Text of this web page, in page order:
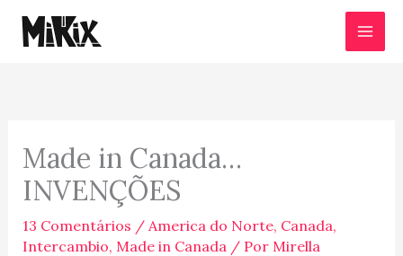
para
Made in Canada…
INVENÇÕES
13 Comentários / America do Norte, Canada,
Intercambio, Made in Canada/ Por Mirella